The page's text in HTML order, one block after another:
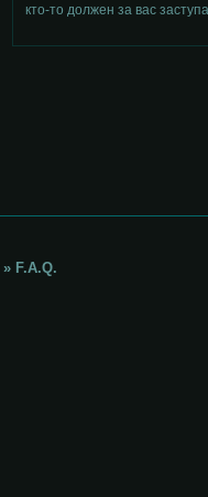
кто-то должен за вас
» F.A.Q.